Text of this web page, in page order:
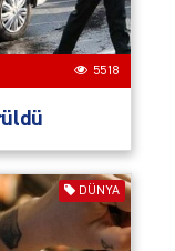
5518
DÜNYA